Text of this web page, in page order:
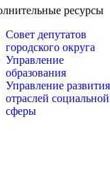
ресурсы
Совет депутатов
городского округа
Управление
образования
Управление развития
отраслей социальной
сферы